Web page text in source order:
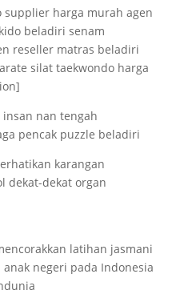
reseller matras beladiri
silat taekwondo harga
nan tengah
pencak puzzle beladiri
karangan
dekat-dekat organ
latihan jasmani
negeri pada Indonesia